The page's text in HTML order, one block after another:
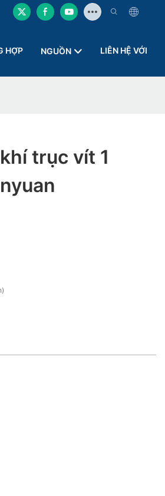
HỢP NGUỒN LIÊN HỆ VỚI
trục vít 1